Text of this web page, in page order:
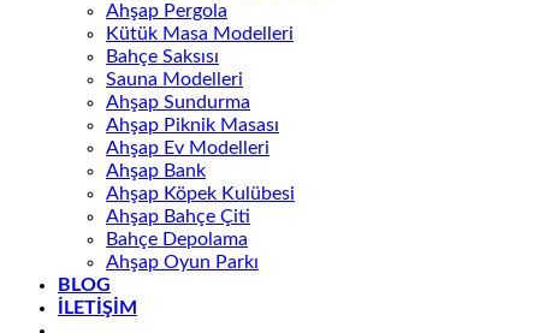
Ahşap Pergola
Kütük Masa Modelleri
Bahçe Saksısı
Sauna Modelleri
Ahşap Sundurma
Ahşap Piknik Masası
Ahşap Ev Modelleri
Ahşap Bank
Ahşap Köpek Kulübesi
Ahşap Bahçe Çiti
Bahçe Depolama
Ahşap Oyun Parkı
BLOG
İLETİŞİM